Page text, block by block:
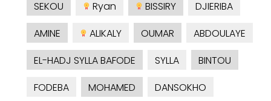
SEKOU
Ryan BISSIRY
DJIERIBA
AMINE
ALIKALY OUMAR
ABDOULAYE
EL-HADJ SYLLA BAFODE
SYLLA
BINTOU
FODEBA
MOHAMED
DANSOKHO